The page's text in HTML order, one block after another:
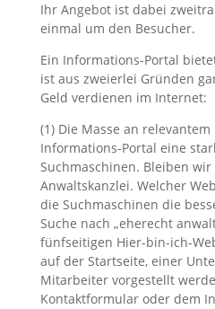
Ihr Angebot ist dabei
einmal um den Besucher.
Ein Informations-Portal
ist aus zweierlei Gründen
Geld verdienen im Internet:
(1) Die Masse an
Informations-Portal eine
Suchmaschinen. Bleiben
Anwaltskanzlei. Welcher
die Suchmaschinen die
Suche nach „eherecht
fünfseitigen Hier-bin-ich-
auf der Startseite, einer
Mitarbeiter vorgestellt
Kontaktformular oder dem